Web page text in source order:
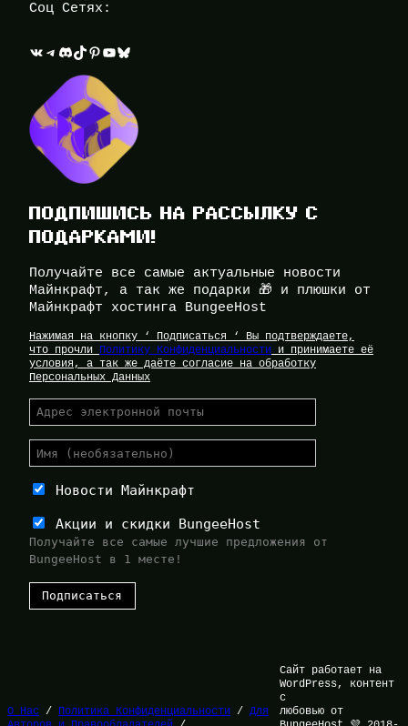
Соц Сетях:
ВКонтакте Telegram Discord TikTok Pinterest YouTube Bluesky
ПОДПИШИСЬ НА РАССЫЛКУ С
ПОДАРКАМИ!
Получайте все самые актуальные новости
Майнкрафт, а так же подарки 🎁 и плюшки от
Майнкрафт хостинга BungeeHost
Нажимая на кнопку ‘ Подписаться ‘ Вы подтверждаете,
что прочли Политику Конфиденциальности и принимаете её
условия, а так же даёте согласие на обработку
Персональных Данных
Новости Майнкрафт
Акции и скидки BungeeHost
Получайте все самые лучшие предложения от
BungeeHost в 1 месте!
О Нас / Политика Конфиденциальности / Для
Сайт работает на
WordPress, контент
с
любовью от